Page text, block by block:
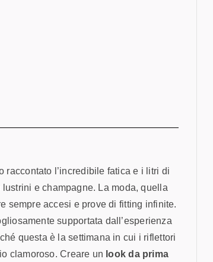
raccontato l’incredibile fatica e i litri di
e champagne. La moda, quella
sempre accesi e prove di fitting infinite.
supportata dall’esperienza
questa è la settimana in cui i riflettori
clamoroso. Creare un look da prima